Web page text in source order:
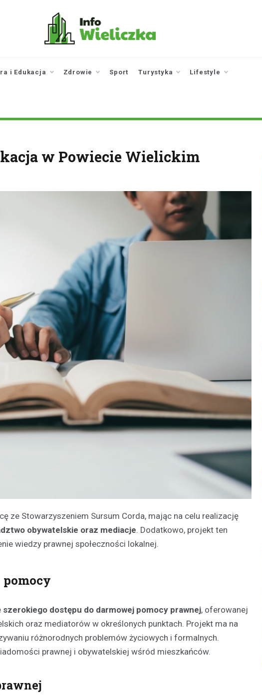
i Edukacja Zdrowie Sport Turystyka Lifestyle
w Powiecie Wielickim
ze Stowarzyszeniem Sursum Corda, mając na celu realizację
obywatelskie oraz mediacje. Dodatkowo, projekt ten
wiedzy prawnej społeczności lokalnej.
szerokiego dostępu do darmowej pomocy prawnej, oferowanej
oraz mediatorów w określonych punktach. Projekt ma na
różnorodnych problemów życiowych i formalnych.
prawnej i obywatelskiej wśród mieszkańców.